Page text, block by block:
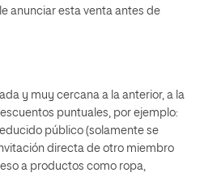
anunciar esta venta antes de
y muy cercana a la anterior, a la
puntuales, por ejemplo:
público (solamente se
directa de otro miembro
a productos como ropa,